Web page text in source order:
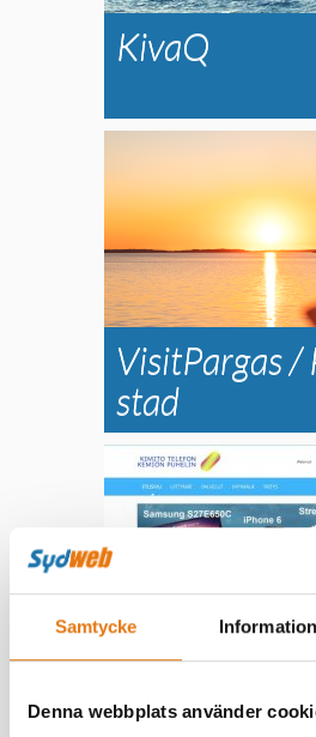
Samtycke Information
Denna webbplats använder
KivaQ
VisitPargas /
stad
Kimito